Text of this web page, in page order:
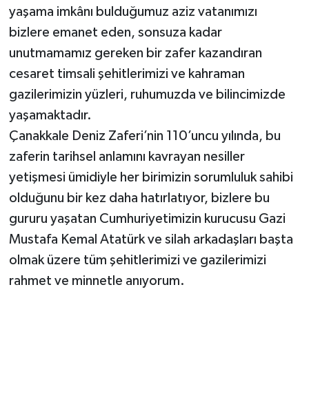
yaşama imkânı bulduğumuz aziz vatanımızı
bizlere emanet eden, sonsuza kadar
unutmamamız gereken bir zafer kazandıran
cesaret timsali şehitlerimizi ve kahraman
gazilerimizin yüzleri, ruhumuzda ve bilincimizde
yaşamaktadır.
Çanakkale Deniz Zaferi’nin 110’uncu yılında, bu
zaferin tarihsel anlamını kavrayan nesiller
yetişmesi ümidiyle her birimizin sorumluluk sahibi
olduğunu bir kez daha hatırlatıyor, bizlere bu
gururu yaşatan Cumhuriyetimizin kurucusu Gazi
Mustafa Kemal Atatürk ve silah arkadaşları başta
olmak üzere tüm şehitlerimizi ve gazilerimizi
rahmet ve minnetle anıyorum.